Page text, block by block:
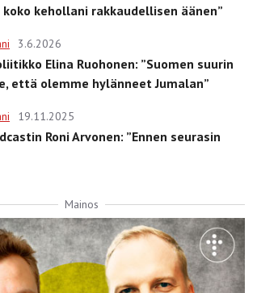
kehollani rakkaudellisen äänen”
3.6.2026
Elina Ruohonen: ”Suomen suurin
että olemme hylänneet Jumalan”
19.11.2025
Roni Arvonen: ”Ennen seurasin
Mainos